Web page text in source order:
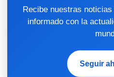
Recibe nuestras
informado con la
Seguir